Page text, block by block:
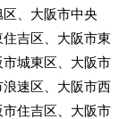
、大阪市中央
吉区、大阪市東
城東区、大阪市
速区、大阪市西
住吉区、大阪市